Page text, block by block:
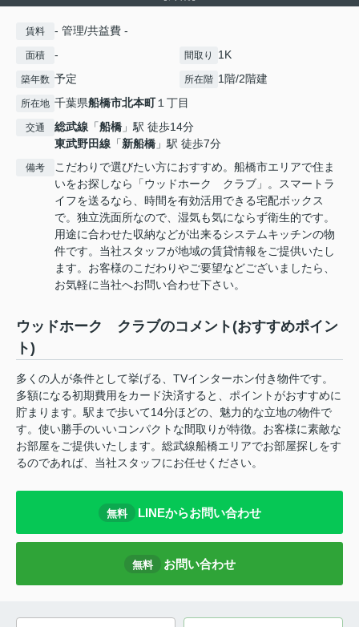
賃料 - 管理/共益費 -
面積 - 間取り 1K
築年数 予定 所在階 1階/2階建
所在地 千葉県船橋市北本町１丁目
交通 総武線 「船橋 」駅 徒歩14分
東武野田線 「新船橋 」駅 徒歩7分
備考
こだわりで選びたい方におすすめ。船橋市エリアで住ま
いをお探しなら「ウッドホーク クラブ」。スマートラ
イフを送るなら、時間を有効活用できる宅配ボックス
で。独立洗面所なので、湿気も気にならず衛生的です。
用途に合わせた収納などが出来るシステムキッチンの物
件です。当社スタッフが地域の賃貸情報をご提供いたし
ます。お客様のこだわりやご要望などございましたら、
お気軽に当社へお問い合わせ下さい。
ウッドホーク クラブのコメント(おすすめポイン
ト)
多くの人が条件として挙げる、TVインターホン付き物件です。
多額になる初期費用をカード決済すると、ポイントがおすすめに
貯まります。駅まで歩いて14分ほどの、魅力的な立地の物件で
す。使い勝手のいいコンパクトな間取りが特徴。お客様に素敵な
お部屋をご提供いたします。総武線船橋エリアでお部屋探しをす
るのであれば、当社スタッフにお任せください。
無料 LINEからお問い合わせ
無料 お問い合わせ